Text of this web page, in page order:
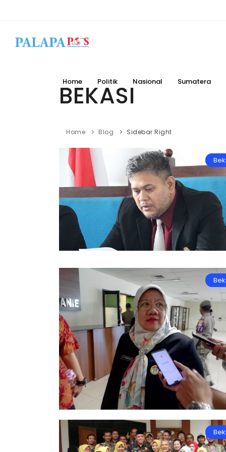
Home Politik Nasional Sumatera
BEKASI
Home Blog Sidebar Right